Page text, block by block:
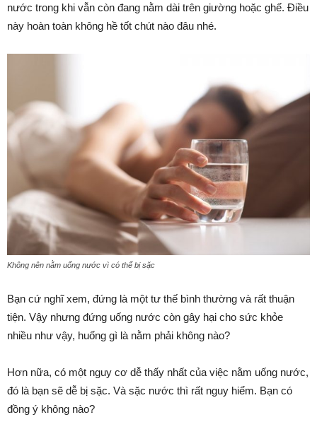
nước trong khi vẫn còn đang nằm dài trên giường hoặc ghế. Điều
này hoàn toàn không hề tốt chút nào đâu nhé.
Không nên nằm uống nước vì có thể bị sặc
Bạn cứ nghĩ xem, đứng là một tư thế bình thường và rất thuận
tiện. Vậy nhưng đứng uống nước còn gây hại cho sức khỏe
nhiều như vậy, huống gì là nằm phải không nào?
Hơn nữa, có một nguy cơ dễ thấy nhất của việc nằm uống nước,
đó là bạn sẽ dễ bị sặc. Và sặc nước thì rất nguy hiểm. Bạn có
đồng ý không nào?